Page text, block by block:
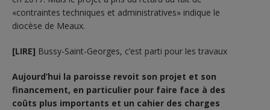
«contraintes techniques et administratives» indique le
diocèse de Meaux.
[LIRE] Bussy-Saint-Georges, c’est parti pour les travaux
Aujourd’hui la paroisse revoit son projet et son
financement, en particulier pour faire face à des
coûts plus importants et un cahier des charges